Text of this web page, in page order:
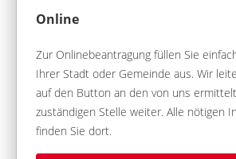
Online
Zur Onlinebeantragung füllen Sie
Ihrer Stadt oder Gemeinde aus. Wir
auf den Button an den von uns
zuständigen Stelle weiter. Alle nötigen
finden Sie dort.